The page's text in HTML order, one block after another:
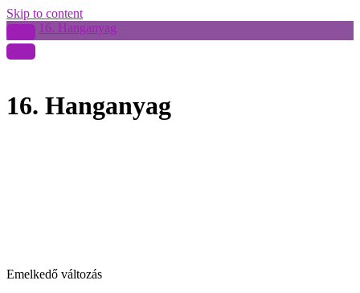
Skip to content
16. Hanganyag
16. Hanganyag
Emelkedő változás